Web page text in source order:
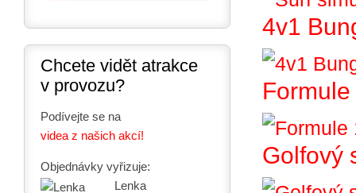
4v1
Golfový
Chcete vidět atrakce
v provozu?
Podívejte se na
videa z našich akcí!
Objednávky vyřizuje:
Lenka